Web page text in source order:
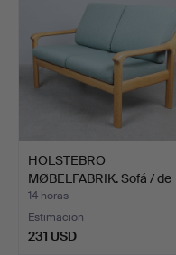
HOLSTEBRO
MØBELFABRIK. Sofá / de
dos plaza…
14 horas
Estimación
231 USD